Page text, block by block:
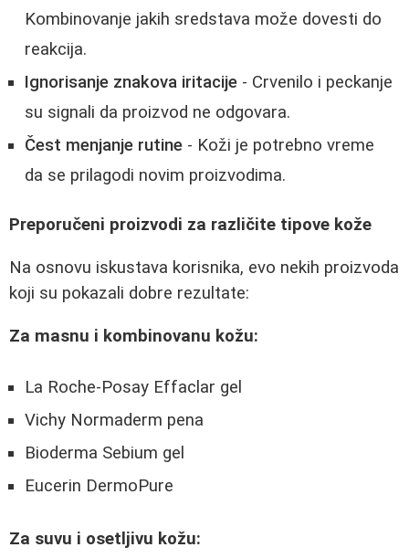
Kombinovanje jakih sredstava može dovesti do
reakcija.
Ignorisanje znakova iritacije - Crvenilo i peckanje
su signali da proizvod ne odgovara.
Čest menjanje rutine - Koži je potrebno vreme
da se prilagodi novim proizvodima.
Preporučeni proizvodi za različite tipove kože
Na osnovu iskustava korisnika, evo nekih proizvoda
koji su pokazali dobre rezultate:
Za masnu i kombinovanu kožu:
La Roche-Posay Effaclar gel
Vichy Normaderm pena
Bioderma Sebium gel
Eucerin DermoPure
Za suvu i osetljivu kožu: